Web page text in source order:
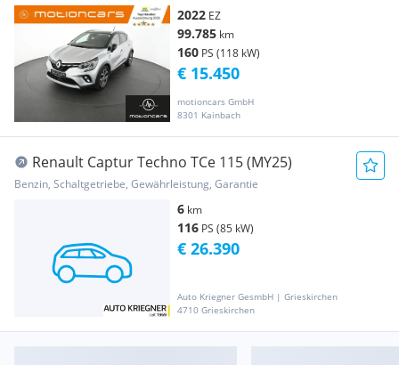
2022 EZ
99.785 km
160 PS (118 kW)
motioncars GmbH
8301 Kainbach
€ 15.450
Renault Captur Techno TCe 115 (MY25)
Benzin, Schaltgetriebe, Gewährleistung, Garantie
6 km
116 PS (85 kW)
Auto Kriegner GesmbH | Grieskirchen
4710 Grieskirchen
€ 26.390